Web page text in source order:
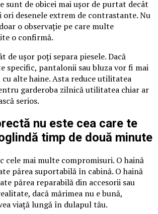
sunt de obicei mai ușor de purtat decât
desenele extrem de contrastante. Nu
o observație pe care multe
o confirmă.
de ușor poți separa piesele. Dacă
specific, pantalonii sau bluza vor fi mai
alte haine. Asta reduce utilitatea
garderoba zilnică utilitatea chiar ar
serios.
nu este cea care te
timp de două minute
cele mai multe compromisuri. O haină
părea suportabilă în cabină. O haină
părea reparabilă din accesorii sau
dacă mărimea nu e bună,
viață lungă în dulapul tău.